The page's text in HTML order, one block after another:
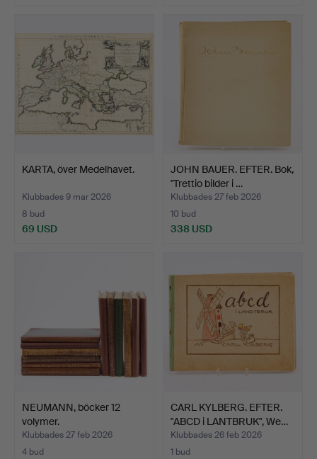
KARTA, över Medelhavet.
Klubbades 9 mar 2026
8 bud
69 USD
JOHN BAUER. EFTER. Bok,
"Trettio bilder i …
Klubbades 27 feb 2026
10 bud
338 USD
NEUMANN, böcker 12
volymer.
Klubbades 27 feb 2026
4 bud
CARL KYLBERG. EFTER.
"ABCD i LANTBRUK", We…
Klubbades 26 feb 2026
1 bud